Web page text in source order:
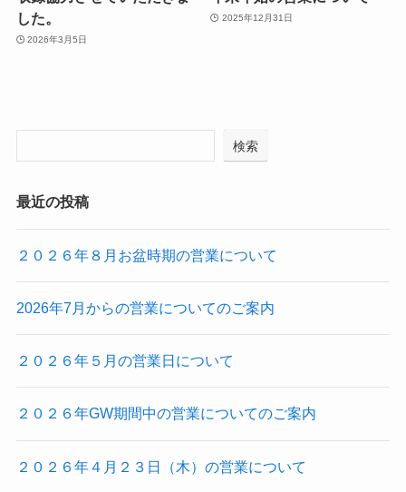
した。
2026年3月5日
2025年12月31日
検索
最近の投稿
２０２６年８月お盆時期の営業について
2026年7月からの営業についてのご案内
２０２６年５月の営業日について
２０２６年GW期間中の営業についてのご案内
２０２６年４月２３日（木）の営業について